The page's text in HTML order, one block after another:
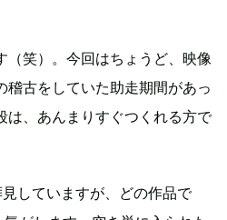
（笑）。今回はちょうど、映像
稽古をしていた助走期間があっ
は、あんまりすぐつくれる方で
していますが、どの作品で